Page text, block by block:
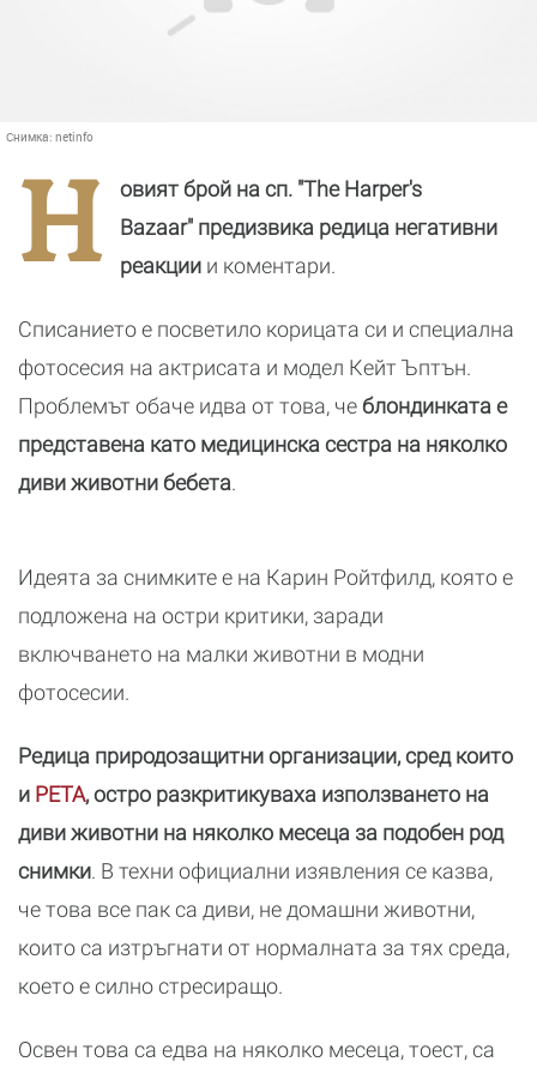
Снимка: netinfo
Н
овият брой на сп. "The Harper's
Bazaar" предизвика редица негативни
реакции и коментари.
Списанието е посветило корицата си и специална
фотосесия на актрисата и модел Кейт Ъптън.
Проблемът обаче идва от това, чеблондинката е
представена като медицинска сестра на няколко
диви животни бебета.
Идеята за снимките е на Карин Ройтфилд, която е
подложена на остри критики, заради
включването на малки животни в модни
фотосесии.
Редица природозащитни организации, сред които
и РЕТА, остро разкритикуваха използването на
диви животни на няколко месеца за подобен род
снимки. В техни официални изявления се казва,
че това все пак са диви, не домашни животни,
които са изтръгнати от нормалната за тях среда,
което е силно стресиращо.
Освен това са едва на няколко месеца, тоест, са